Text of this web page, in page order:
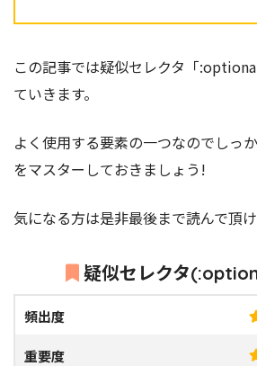
この記事では疑似セレクタ「:optional
ていきます。
よく使用する要素の一つなのでしっ
をマスターしておきましょう!
気になる方は是非最後まで読んで頂け
疑似セレクタ
頻出度
重要度